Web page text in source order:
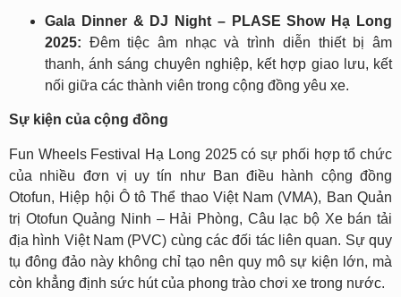
Gala Dinner & DJ Night – PLASE Show Hạ Long
2025: Đêm tiệc âm nhạc và trình diễn thiết bị âm
thanh, ánh sáng chuyên nghiệp, kết hợp giao lưu, kết
nối giữa các thành viên trong cộng đồng yêu xe.
Sự kiện của cộng đồng
Fun Wheels Festival Hạ Long 2025 có sự phối hợp tổ chức
của nhiều đơn vị uy tín như Ban điều hành cộng đồng
Otofun, Hiệp hội Ô tô Thể thao Việt Nam (VMA), Ban Quản
trị Otofun Quảng Ninh – Hải Phòng, Câu lạc bộ Xe bán tải
địa hình Việt Nam (PVC) cùng các đối tác liên quan. Sự quy
tụ đông đảo này không chỉ tạo nên quy mô sự kiện lớn, mà
còn khẳng định sức hút của phong trào chơi xe trong nước.